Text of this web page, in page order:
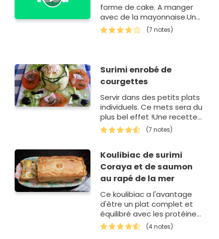
forme de cake. A manger
avec de la mayonnaise.Une
recette proposée par
Elodie.
(7 notes)
Surimi enrobé de
courgettes
Servir dans des petits plats
individuels. Ce mets sera du
plus bel effet !Une recette
proposée par Henriette C.
(7 notes)
Koulibiac de surimi
Coraya et de saumon
au rapé de la mer
Ce koulibiac a l'avantage
d'être un plat complet et
équilibré avec les protéines
du poisson et des oeufs, les
fibres des épinards et des
(4 notes)